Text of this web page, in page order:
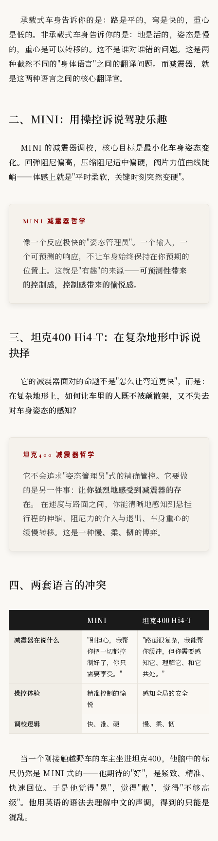
承载式车身告诉你的是：路是平的，弯是快的，重心
是低的。非承载式车身告诉你的是：地是活的，姿态是慢
的，重心是可以转移的。这不是谁对谁错的问题。这是两
种截然不同的"身体语言"之间的翻译问题。而减震器，就
是这两种语言之间的核心翻译官。
二、MINI：用操控诉说驾驶乐趣
MINI 的减震器调校，核心目标是最小化车身姿态变
化。回弹阻尼偏高，压缩阻尼适中偏硬，阀片力值曲线陡
峭——体感上就是"平时柔软，关键时刻突然变硬"。
MINI 减震器哲学
像一个反应极快的"姿态管理员"。一个输入，一
个可预测的响应，不让车身始终保持在你预期的
位置上。这就是"有趣"的来源——可预测性带来
的控制感，控制感带来的愉悦感。
三、坦克400 Hi4-T：在复杂地形中诉说
抉择
它的减震器面对的命题不是"怎么让弯道更快"，而是：
在复杂地形上，如何让车里的人既不被颠散架，又不失去
对车身姿态的感知？
坦克400 减震器哲学
它不会追求"姿态管理员"式的精确管控。它要做
的是另一件事：让你强烈地感受到减震器的存
在。
在速度与路面之间，你能清晰地感知到悬挂
行程的伸缩、阻尼力的介入与退出、车身重心的
缓慢转移。这是一种慢、柔、韧的博弈。
四、两套语言的冲突
MINI 坦克400 Hi4-T
减震器在说什么
"别担心，我帮
你把一切都控
制好了，你只
需要享受。"
"路面很复杂，我能帮
你缓冲，但你需要感
知它、理解它、和它
共处。"
操控体验
精准控制的愉
悦
感知全局的安全
调校逻辑 快、准、硬 慢、柔、韧
当一个刚接触越野车的车主坐进坦克400，他脑中的标
尺仍然是 MINI 式的——他期待的"好"，是紧致、精准、
快速回位。于是他觉得"晃"，觉得"散"，觉得"不够高
级"。 他用英语的语法去理解中文的声调，得到的只能是
混乱。